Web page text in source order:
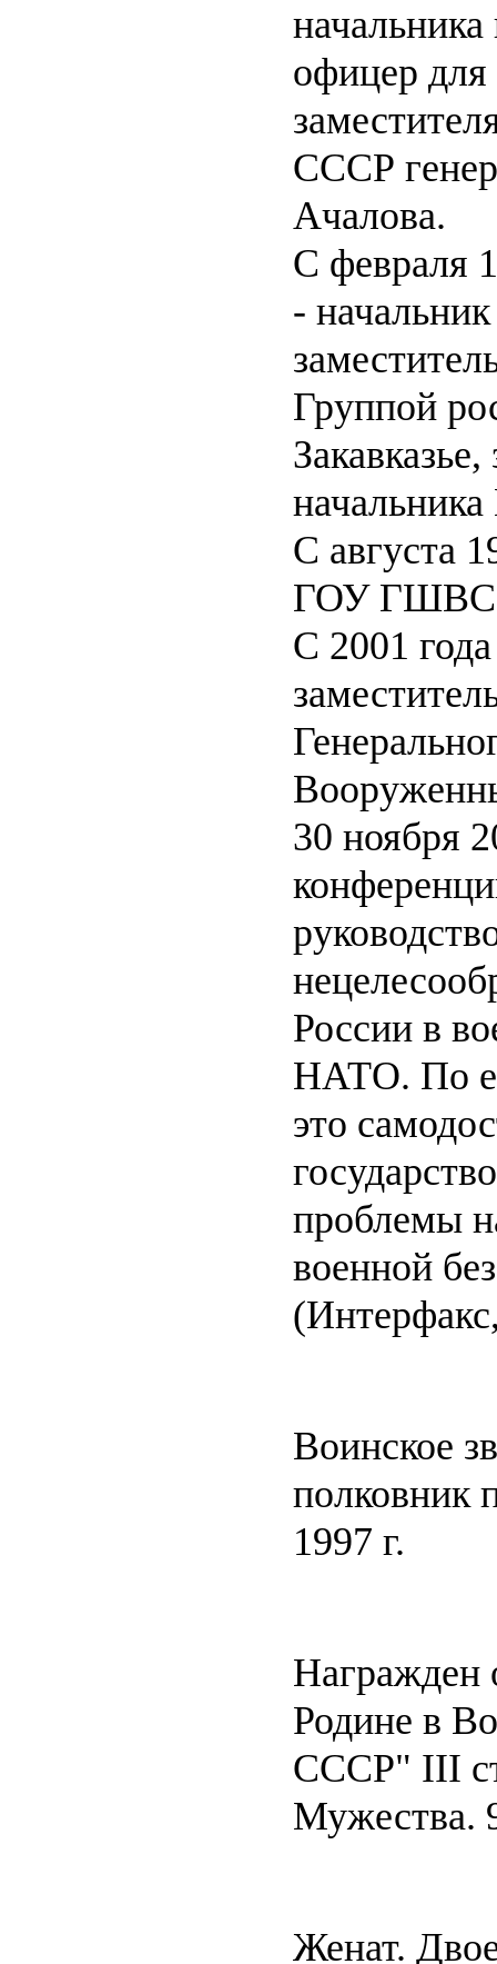
офицер
СССР
Ачалова.
С февраля
-
Группой
С августа
ГОУ
С 2001
30 ноября
России в
НАТО. По
это
проблемы
военной
Воинское
полковник
1997 г.
Награжден
Родине в
СССР" III
Мужества.
Женат.